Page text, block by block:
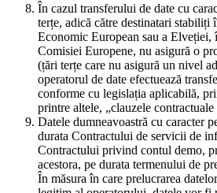
În cazul transferului de date cu
terțe, adică către destinatari stabiliți
Economic European sau a
Comisiei Europene, nu asigură o
(țări terțe care nu asigură un nivel
operatorul de date efectuează
conforme cu legislația aplicabilă,
printre altele, „clauzele
Datele dumneavoastră cu caracter
durata Contractului de servicii de
Contractului privind contul demo,
acestora, pe durata termenului de
În măsura în care prelucrarea